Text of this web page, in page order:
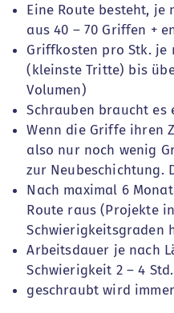
Eine Route besteht, je
aus 40 – 70 Griffen +
Griffkosten pro Stk. je
(kleinste Tritte) bis
Volumen)
Schrauben braucht es
Wenn die Griffe ihren
also nur noch wenig
zur Neubeschichtung.
Nach maximal 6
Route raus (Projekte
Schwierigkeitsgraden
Arbeitsdauer je nach
Schwierigkeit 2 – 4 Std.
geschraubt wird